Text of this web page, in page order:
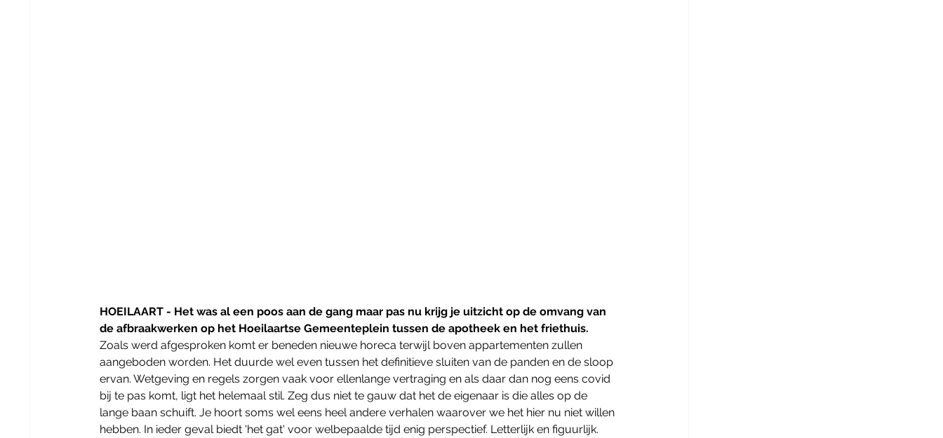
HOEILAART - Het was al een poos aan de gang maar pas nu krijg je uitzicht op de omvang van
de afbraakwerken op het Hoeilaartse Gemeenteplein tussen de apotheek en het friethuis.
Zoals werd afgesproken komt er beneden nieuwe horeca terwijl boven appartementen zullen
aangeboden worden. Het duurde wel even tussen het definitieve sluiten van de panden en de sloop
ervan. Wetgeving en regels zorgen vaak voor ellenlange vertraging en als daar dan nog eens covid
bij te pas komt, ligt het helemaal stil. Zeg dus niet te gauw dat het de eigenaar is die alles op de
lange baan schuift. Je hoort soms wel eens heel andere verhalen waarover we het hier nu niet willen
hebben. In ieder geval biedt 'het gat' voor welbepaalde tijd enig perspectief. Letterlijk en figuurlijk.